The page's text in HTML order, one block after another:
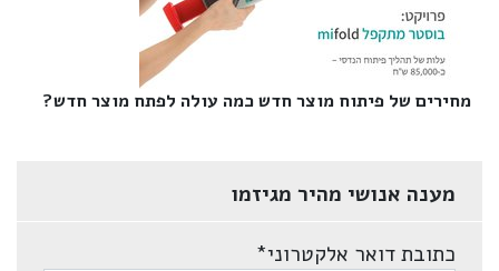
מחירים של פיתוח מוצר חדש כמה עולה לפתח מוצר חדש?‎
מענה אנושי מהיר מגיזמו
כתובת דואר אלקטרוני*